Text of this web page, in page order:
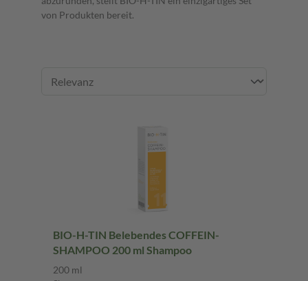
von Produkten bereit.
BIO-H-TIN Belebendes COFFEIN-
SHAMPOO 200 ml Shampoo
200 ml